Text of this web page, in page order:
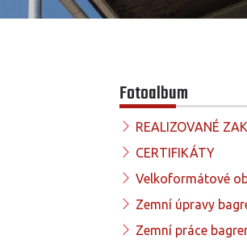
Fotoalbum
REALIZOVANÉ
CERTIFIKÁTY
Velkoformátové
Zemní úpravy
Zemní práce